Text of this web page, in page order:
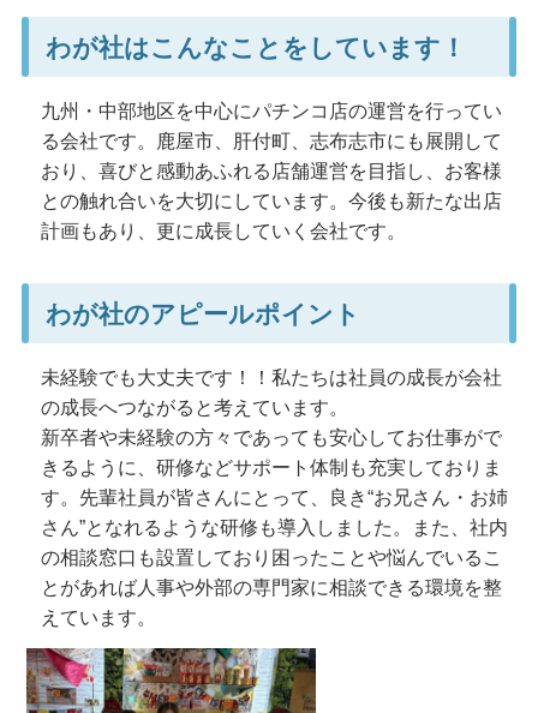
わが社はこんなことをしています！
九州・中部地区を中心にパチンコ店の運営を行ってい
る会社です。鹿屋市、肝付町、志布志市にも展開して
おり、喜びと感動あふれる店舗運営を目指し、お客様
との触れ合いを大切にしています。今後も新たな出店
計画もあり、更に成長していく会社です。
わが社のアピールポイント
未経験でも大丈夫です！！私たちは社員の成長が会社
の成長へつながると考えています。
新卒者や未経験の方々であっても安心してお仕事がで
きるように、研修などサポート体制も充実しておりま
す。先輩社員が皆さんにとって、良き“お兄さん・お姉
さん”となれるような研修も導入しました。また、社内
の相談窓口も設置しており困ったことや悩んでいるこ
とがあれば人事や外部の専門家に相談できる環境を整
えています。